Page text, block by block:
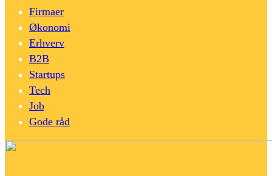
Firmaer
Økonomi
Erhverv
B2B
Startups
Tech
Job
Gode råd